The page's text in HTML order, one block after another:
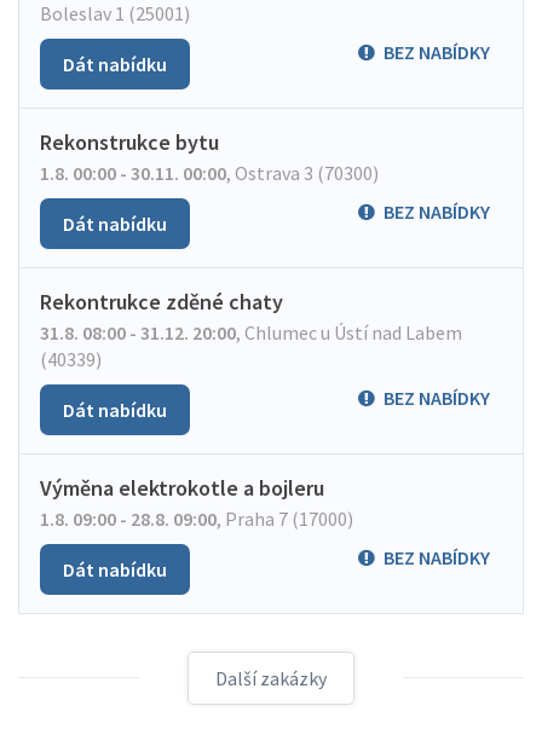
Boleslav 1 (25001)
BEZ NABÍDKY
Dát nabídku
Rekonstrukce bytu
1.8. 00:00 - 30.11. 00:00, Ostrava 3 (70300)
BEZ NABÍDKY
Dát nabídku
Rekontrukce zděné chaty
31.8. 08:00 - 31.12. 20:00, Chlumec u Ústí nad Labem
(40339)
BEZ NABÍDKY
Dát nabídku
Výměna elektrokotle a bojleru
1.8. 09:00 - 28.8. 09:00, Praha 7 (17000)
BEZ NABÍDKY
Dát nabídku
Další zakázky